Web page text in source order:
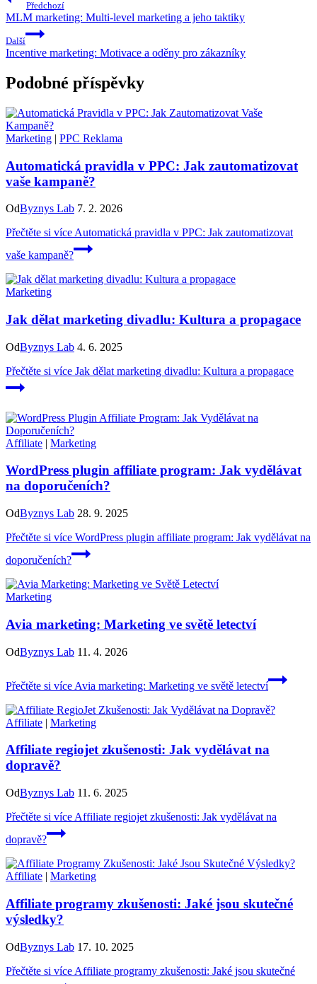
Předchozí
MLM marketing: Multi-level marketing a jeho taktiky
Další
Incentive marketing: Motivace a oděny pro zákazníky
Podobné příspěvky
Marketing | PPC Reklama
Automatická pravidla v PPC: Jak zautomatizovat
vaše kampaně?
OdByznys Lab 7. 2. 2026
Přečtěte si více Automatická pravidla v PPC: Jak zautomatizovat
vaše kampaně?
Marketing
Jak dělat marketing divadlu: Kultura a propagace
OdByznys Lab 4. 6. 2025
Přečtěte si více Jak dělat marketing divadlu: Kultura a propagace
Affiliate | Marketing
WordPress plugin affiliate program: Jak vydělávat
na doporučeních?
OdByznys Lab 28. 9. 2025
Přečtěte si více WordPress plugin affiliate program: Jak vydělávat na
doporučeních?
Marketing
Avia marketing: Marketing ve světě letectví
OdByznys Lab 11. 4. 2026
Přečtěte si více Avia marketing: Marketing ve světě letectví
Affiliate | Marketing
Affiliate regiojet zkušenosti: Jak vydělávat na
dopravě?
OdByznys Lab 11. 6. 2025
Přečtěte si více Affiliate regiojet zkušenosti: Jak vydělávat na
dopravě?
Affiliate | Marketing
Affiliate programy zkušenosti: Jaké jsou skutečné
výsledky?
OdByznys Lab 17. 10. 2025
Přečtěte si více Affiliate programy zkušenosti: Jaké jsou skutečné